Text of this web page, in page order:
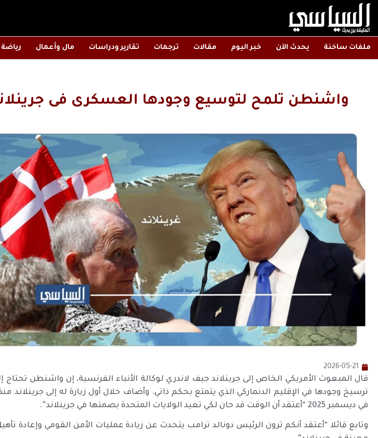
ملفات ساخنة يحدث الآن خبر اليوم مقالات ترجمات تقارير ودراسات مال وأعمال رياضة
واشنطن تلمح لتوسيع وجودها العسكرى فى
2026-05-21
قال المبعوث الأمريكي الخاص إلى جرينلاند جيف لاندري لوكالة الأنباء الفرنسية، إن واشنطن تحتاج
ترسيخ وجودها في الإقليم الدنماركي الذي يتمتع بحكم ذاتي. وأضاف خلال أول زيارة له إلى جرينلاند
في ديسمبر 2025 “أعتقد أن الوقت قد حان لكي تعيد الولايات المتحدة بصمتها في جرينلاند”.
وتابع قائلا “أعتقد أنكم ترون الرئيس دونالد ترامب يتحدث عن زيادة عمليات الأمن القومي وإعادة